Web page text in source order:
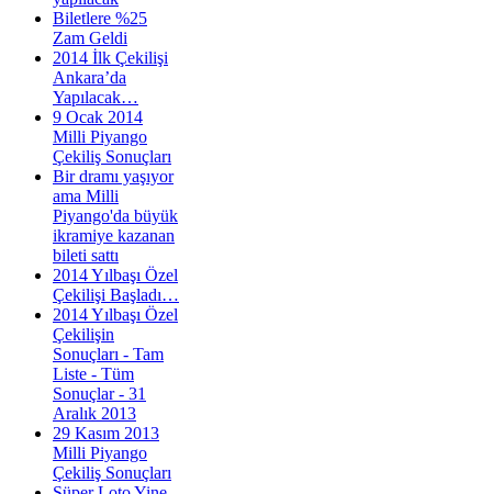
Biletlere %25
Zam Geldi
2014 İlk Çekilişi
Ankara’da
Yapılacak…
9 Ocak 2014
Milli Piyango
Çekiliş Sonuçları
Bir dramı yaşıyor
ama Milli
Piyango'da büyük
ikramiye kazanan
bileti sattı
2014 Yılbaşı Özel
Çekilişi Başladı…
2014 Yılbaşı Özel
Çekilişin
Sonuçları - Tam
Liste - Tüm
Sonuçlar - 31
Aralık 2013
29 Kasım 2013
Milli Piyango
Çekiliş Sonuçları